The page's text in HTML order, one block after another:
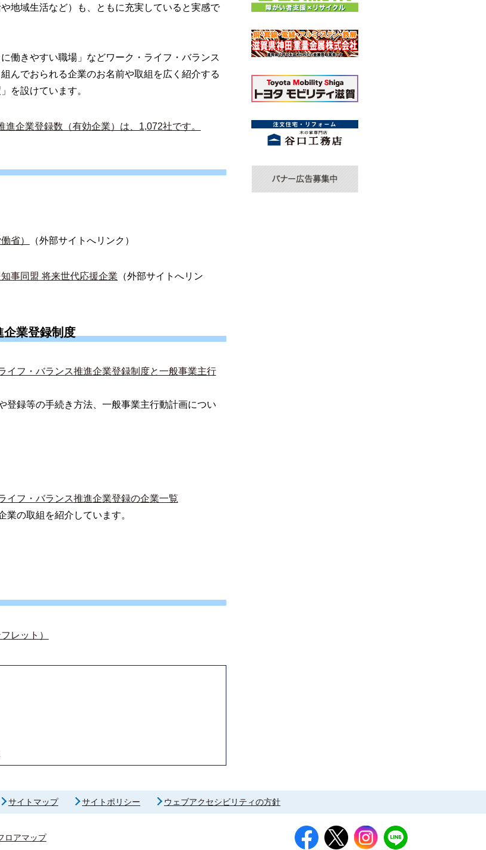
地域生活など）も、ともに充実していると実感で
働きやすい職場」などワーク・ライフ・バランス
んでおられる企業のお名前や取組を広く紹介する
を設けています。
企業登録数（有効企業）は、1,072社です。
省） （外部サイトへリンク）
事同盟 将来世代応援企業 （外部サイトへリン
企業登録制度
イフ・バランス推進企業登録制度と一般事業主行
登録等の手続き方法、一般事業主行動計画につい
イフ・バランス推進企業登録の企業一覧
業の取組を紹介しています。
レット）
サイトマップ サイトポリシー ウェブアクセシビリティの方針
ロアマップ